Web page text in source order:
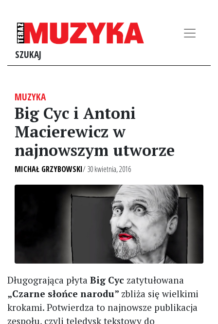
SZUKAJ
MUZYKA
Big Cyc i Antoni
Macierewicz w
najnowszym utworze
MICHAŁ GRZYBOWSKI/ 30 kwietnia, 2016
Długogrająca płyta Big Cyc zatytułowana
„Czarne słońce narodu” zbliża się wielkimi
krokami. Potwierdza to najnowsze publikacja
zespołu, czyli teledysk tekstowy do